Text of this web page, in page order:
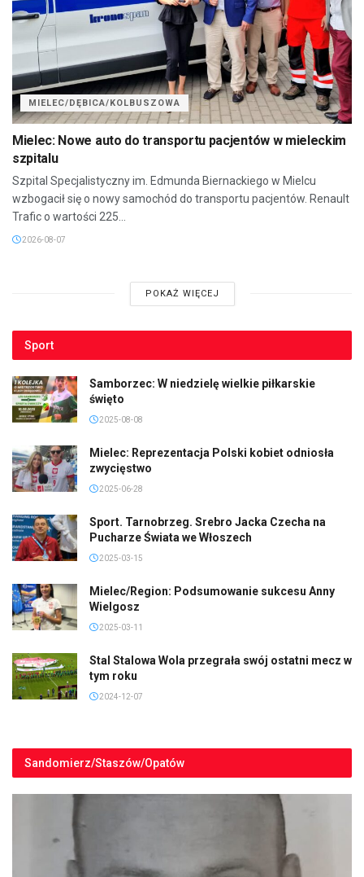
MIELEC/DĘBICA/KOLBUSZOWA
Mielec: Nowe auto do transportu pacjentów w mieleckim
szpitalu
Szpital Specjalistyczny im. Edmunda Biernackiego w Mielcu
wzbogacił się o nowy samochód do transportu pacjentów. Renault
Trafic o wartości 225...
2026-08-07
POKAŻ WIĘCEJ
Sport
Samborzec: W niedzielę wielkie piłkarskie
święto
2025-08-08
Mielec: Reprezentacja Polski kobiet odniosła
zwycięstwo
2025-06-28
Sport. Tarnobrzeg. Srebro Jacka Czecha na
Pucharze Świata we Włoszech
2025-03-15
Mielec/Region: Podsumowanie sukcesu Anny
Wielgosz
2025-03-11
Stal Stalowa Wola przegrała swój ostatni mecz w
tym roku
2024-12-07
Sandomierz/Staszów/Opatów